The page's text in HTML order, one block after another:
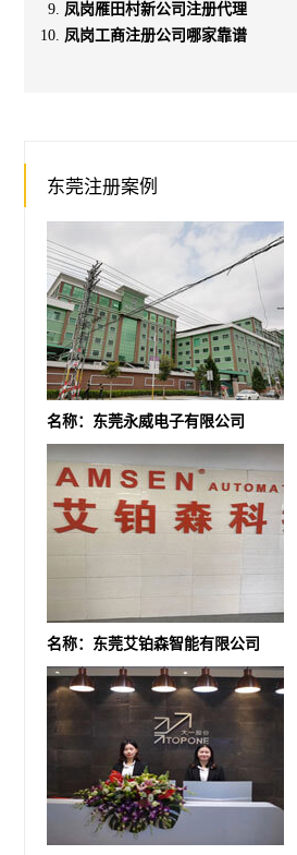
凤岗雁田村新公司注册代理
凤岗工商注册公司哪家靠谱
东莞注册案例
名称：东莞永威电子有限公司
名称：东莞艾铂森智能有限公司